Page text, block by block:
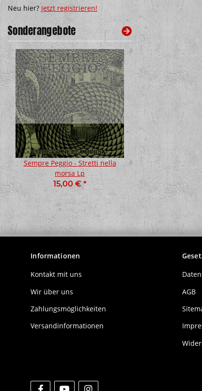
Neu hier? Jetzt registrieren!
Sonderangebote
Sempre Peggio - Stretti nella
morsa Lp
15,00 €*
BASH! - Cheers
Fanbox
20,00
Informationen
Kontakt mit uns
Wir über uns
Zahlungsmöglichkeiten
Versandinformationen
AGB